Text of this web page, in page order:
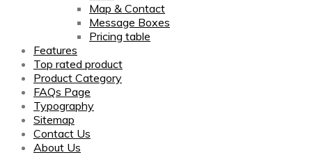
Map & Contact
Message Boxes
Pricing table
Features
Top rated product
Product Category
FAQs Page
Typography
Sitemap
Contact Us
About Us